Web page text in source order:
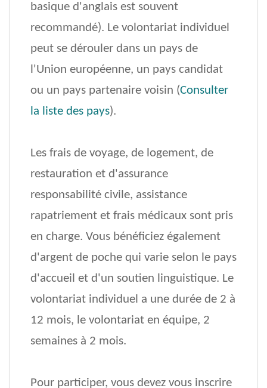
basique d'anglais est souvent
recommandé). Le volontariat individuel
peut se dérouler dans un pays de
l'Union européenne, un pays candidat
ou un pays partenaire voisin (Consulter
la liste des pays).
Les frais de voyage, de logement, de
restauration et d'assurance
responsabilité civile, assistance
rapatriement et frais médicaux sont pris
en charge. Vous bénéficiez également
d'argent de poche qui varie selon le pays
d'accueil et d'un soutien linguistique. Le
volontariat individuel a une durée de 2 à
12 mois, le volontariat en équipe, 2
semaines à 2 mois.
Pour participer, vous devez vous inscrire